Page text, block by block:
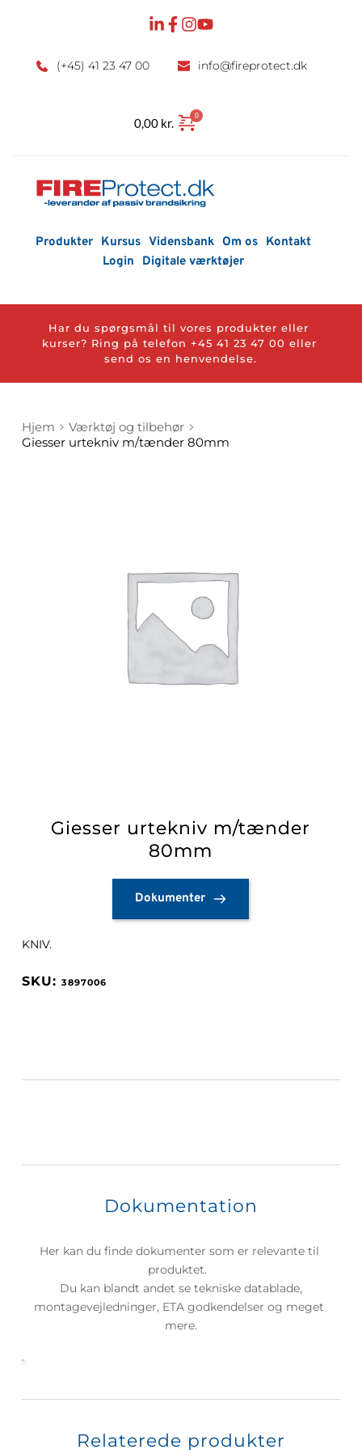
(+45) 41 23 47 00 info@fireprotect.dk
0,00 kr.
Produkter Kursus Vidensbank Om os
Kontakt
Login
Digitale værktøjer
Har du spørgsmål til vores produkter eller
kurser? Ring på telefon +45 41 23 47 00
send os en henvendelse.
Hjem
Værktøj og tilbehør
Giesser urtekniv m/tænder 80mm
Giesser urtekniv m/tænder
80mm
Dokumenter
KNIV.
3897006
Dokumentation
Her kan du finde dokumenter som er relevante til
produktet.
montagevejledninger, ETA godkendelser og meget
mere.
Relaterede produkter